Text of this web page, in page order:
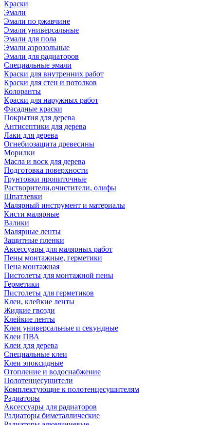
Краски
Эмали
Эмали по ржавчине
Эмали универсальные
Эмали для пола
Эмали аэрозольные
Эмали для радиаторов
Специальные эмали
Краски для внутренних работ
Краски для стен и потолков
Колоранты
Краски для наружных работ
Фасадные краски
Покрытия для дерева
Антисептики для дерева
Лаки для дерева
Огнебиозащита древесины
Морилки
Масла и воск для дерева
Подготовка поверхности
Грунтовки пропиточные
Растворители,очистители, олифы
Шпатлевки
Малярный инструмент и материалы
Кисти малярные
Валики
Малярные ленты
Защитные пленки
Аксессуары для малярных работ
Пены монтажные, герметики
Пена монтажная
Пистолеты для монтажной пены
Герметики
Пистолеты для герметиков
Клеи, клейкие ленты
Жидкие гвозди
Клейкие ленты
Клеи универсальные и секундные
Клеи ПВА
Клеи для дерева
Специальные клеи
Клеи эпоксидные
Отопление и водоснабжение
Полотенцесушители
Комплектующие к полотенцесушителям
Радиаторы
Аксессуары для радиаторов
Радиаторы биметаллические